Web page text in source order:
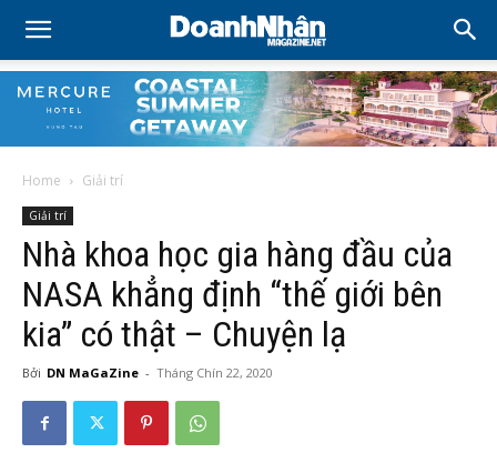
Home Giải trí
Giải trí
Nhà khoa học gia hàng đầu của
NASA khẳng định “thế giới bên
kia” có thật – Chuyện lạ
Bởi DN MaGaZine - Tháng Chín 22, 2020